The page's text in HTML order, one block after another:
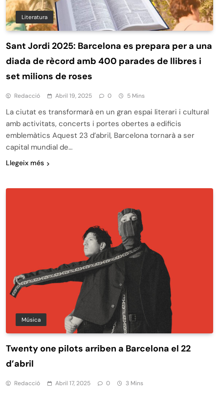
Literatura
Sant Jordi 2025: Barcelona es prepara per a una
diada de rècord amb 400 parades de llibres i
set milions de roses
Redacció Abril 19, 2025 0 5 Mins
La ciutat es transformarà en un gran espai literari i cultural
amb activitats, concerts i portes obertes a edificis
emblemàtics Aquest 23 d’abril, Barcelona tornarà a ser
capital mundial de…
Llegeix més
Música
Twenty one pilots arriben a Barcelona el 22
d’abril
Redacció Abril 17, 2025 0 3 Mins